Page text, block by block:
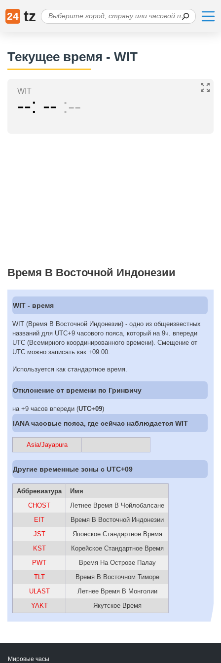
24 tz
Текущее время - WIT
WIT
-- -- --
Время В Восточной Индонезии
WIT - время
WIT (Время В Восточной Индонезии) - одно из общеизвестных
названий для UTC+9 часового пояса, который на 9ч. впереди
UTC (Всемирного координированного времени). Смещение от
UTC можно записать как +09:00.
Используется как стандартное время.
Отклонение от времени по Гринвичу
на +9 часов впереди (UTC+09)
IANA часовые пояса, где сейчас наблюдается WIT
Asia/Jayapura
Другие временные зоны c UTC+09
Аббревиатура
Имя
CHOST
Летнее Время В Чойлобалсане
EIT
Время В Восточной Индонезии
JST
Японское Стандартное Время
KST
Корейское Стандартное Время
PWT
Время На Острове Палау
TLT
Время В Восточном Тиморе
ULAST
Летнее Время В Монголии
YAKT
Якутское Время
Мировые часы